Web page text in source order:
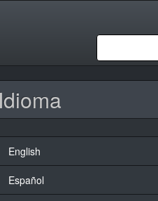
Idioma
English
Español